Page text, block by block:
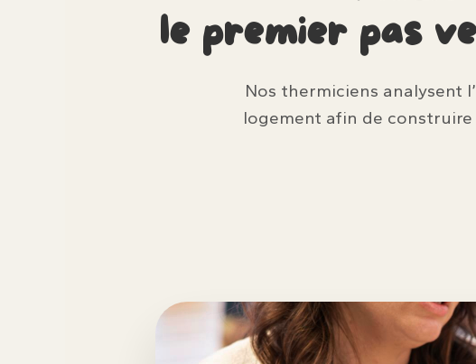
le premier pas
Nos thermiciens analysent
logement afin de